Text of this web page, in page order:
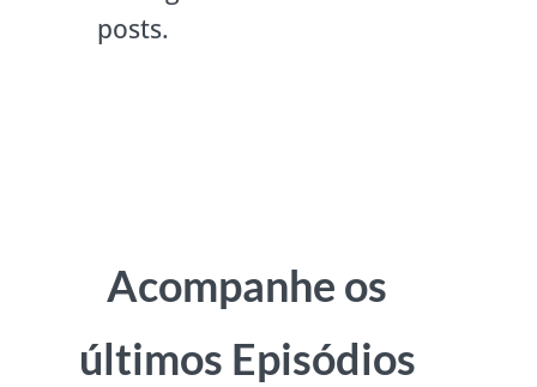
posts.
Acompanhe os
últimos Episódios